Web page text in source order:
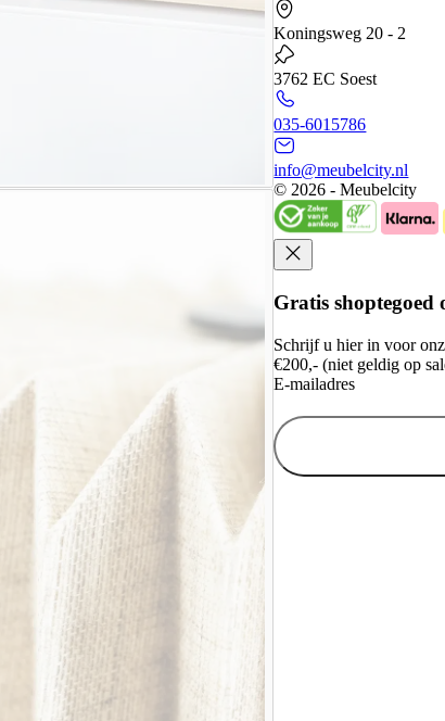
Koningsweg 20 - 2
3762 EC Soest
035-6015786
info@meubelcity.nl
© 2026 - Meubelcity
Gratis shoptegoed
Schrijf u hier in voor
€200,- (niet geldig op
E-mailadres